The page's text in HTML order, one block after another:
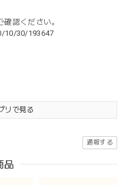
認ください。
30/193647
リで見る
通報する
品